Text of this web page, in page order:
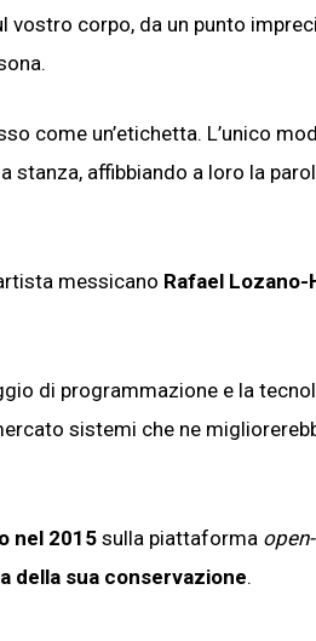
vostro corpo, da un punto
come un’etichetta. L’unico
affibbiando a loro la
messicano Rafael Lozano-
di programmazione e la
sistemi che ne
nel 2015sulla piattaforma
della sua conservazione.